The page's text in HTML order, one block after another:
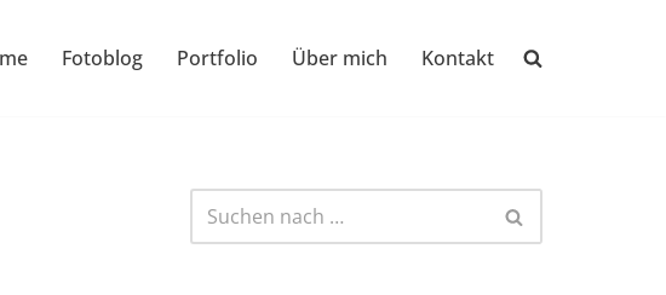
Fotoblog Portfolio Über mich Kontakt